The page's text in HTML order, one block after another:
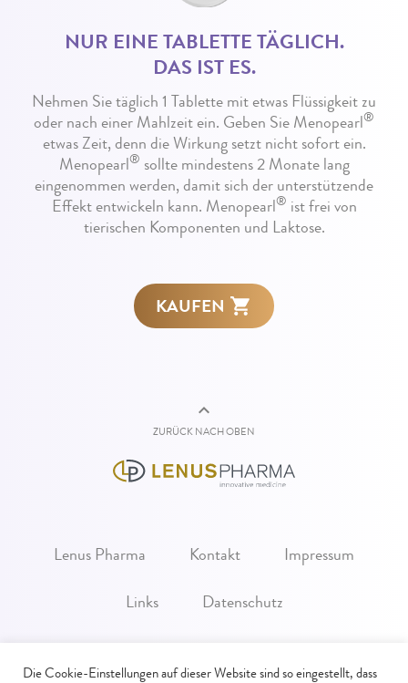
NUR EINE TABLETTE TÄGLICH.
DAS IST ES.
Nehmen Sie täglich 1 Tablette mit etwas Flüssigkeit zu
oder nach einer Mahlzeit ein. Geben Sie Menopearl®
etwas Zeit, denn die Wirkung setzt nicht sofort ein.
Menopearl® sollte mindestens 2 Monate lang
eingenommen werden, damit sich der unterstützende
Effekt entwickeln kann. Menopearl® ist frei von
tierischen Komponenten und Laktose.
KAUFEN
ZURÜCK NACH OBEN
Lenus Pharma Kontakt
Impressum
Links
Datenschutz
Die Cookie-Einstellungen auf dieser Website sind so eingestellt, dass